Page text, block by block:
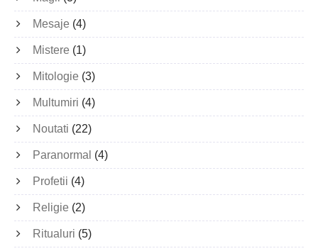
Mesaje (4)
Mistere (1)
Mitologie (3)
Multumiri (4)
Noutati (22)
Paranormal (4)
Profetii (4)
Religie (2)
Ritualuri (5)